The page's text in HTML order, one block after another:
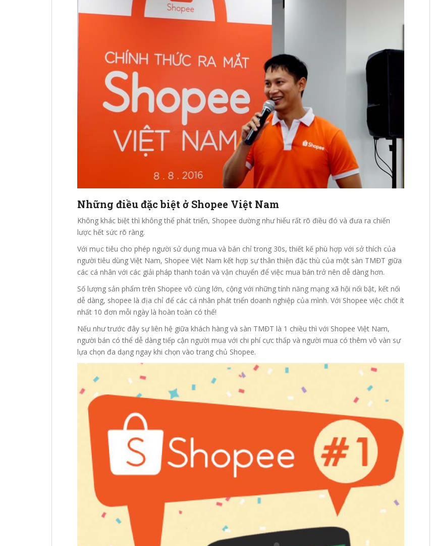
Những điều đặc biệt ở Shopee Việt Nam
Không khác biệt thì không thể phát triển, Shopee dường như hiểu rất rõ điều đó và đưa ra chiến
lược hết sức rõ ràng.
Với mục tiêu cho phép người sử dụng mua và bán chỉ trong 30s, thiết kế phù hợp với sở thích của
người tiêu dùng Việt Nam, Shopee Việt Nam kết hợp sự thân thiện đặc thù của một sàn TMĐT giữa
các cá nhân với các giải pháp thanh toán và vận chuyển để việc mua bán trở nên dễ dàng hơn.
Số lượng sản phẩm trên Shopee vô cùng lớn, cộng với những tính năng mạng xã hội nổi bật, kết nối
dễ dàng, shopee là địa chỉ để các cá nhân phát triển doanh nghiệp của mình. Với Shopee việc chốt ít
nhất 10 đơn mỗi ngày là hoàn toàn có thể!
Nếu như trước đây sự liên hệ giữa khách hàng và sàn TMĐT là 1 chiều thì với Shopee Việt Nam,
người bán có thể dễ dàng tiếp cận người mua với chi phí cực thấp và người mua có thêm vô vàn sự
lựa chọn đa dạng ngay khi chọn vào trang chủ Shopee.